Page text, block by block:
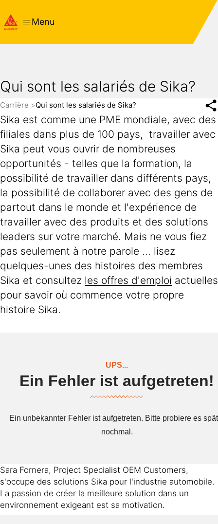
Menu
Qui sont les salariés de Sika?
Carrière Qui sont les salariés de Sika?
Sika est comme une PME mondiale, avec des
filiales dans plus de 100 pays, travailler avec
Sika peut vous ouvrir de nombreuses
opportunités - telles que la formation, la
possibilité de travailler dans différents pays,
la possibilité de collaborer avec des gens de
partout dans le monde et l'expérience de
travailler avec des produits et des solutions
leaders sur votre marché. Mais ne vous fiez
pas seulement à notre parole ... lisez
quelques-unes des histoires des membres
Sika et consultez les offres d'emploi actuelles
pour savoir où commence votre propre
histoire Sika.
Sara Fornera, Project Specialist OEM Customers,
s'occupe des solutions Sika pour l'industrie automobile.
La passion de créer la meilleure solution dans un
environnement exigeant est sa motivation.